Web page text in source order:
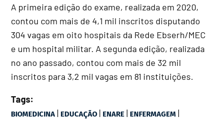
A primeira edição do exame, realizada em 2020,
contou com mais de 4,1 mil inscritos disputando
304 vagas em oito hospitais da Rede Ebserh/MEC
e um hospital militar. A segunda edição, realizada
no ano passado, contou com mais de 32 mil
inscritos para 3,2 mil vagas em 81 instituições.
Tags:
BIOMEDICINA | EDUCAÇÃO | ENARE | ENFERMAGEM |